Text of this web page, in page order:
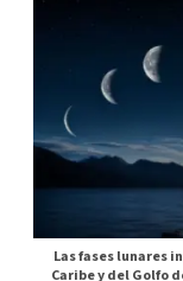
Las fases lunares
Caribe y del Golfo